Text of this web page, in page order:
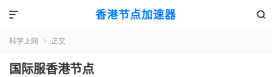
香港节点加速器 

科学上网  正文
国际服香港节点